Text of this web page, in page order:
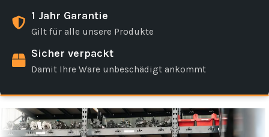
1 Jahr Garantie
Gilt für alle unsere Produkte
Sicher verpackt
Damit Ihre Ware unbeschädigt ankommt